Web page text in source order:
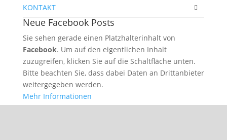
KONTAKT
Neue Facebook Posts
Sie sehen gerade einen Platzhalterinhalt von
Facebook. Um auf den eigentlichen Inhalt
zuzugreifen, klicken Sie auf die Schaltfläche unten.
Bitte beachten Sie, dass dabei Daten an Drittanbieter
weitergegeben werden.
Mehr Informationen
Inhalt entsperren